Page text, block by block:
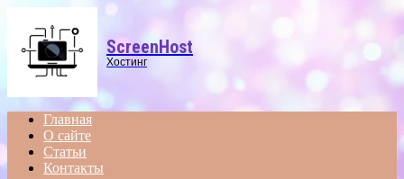
ScreenHost
Хостинг
Главная
О сайте
Статьи
Контакты